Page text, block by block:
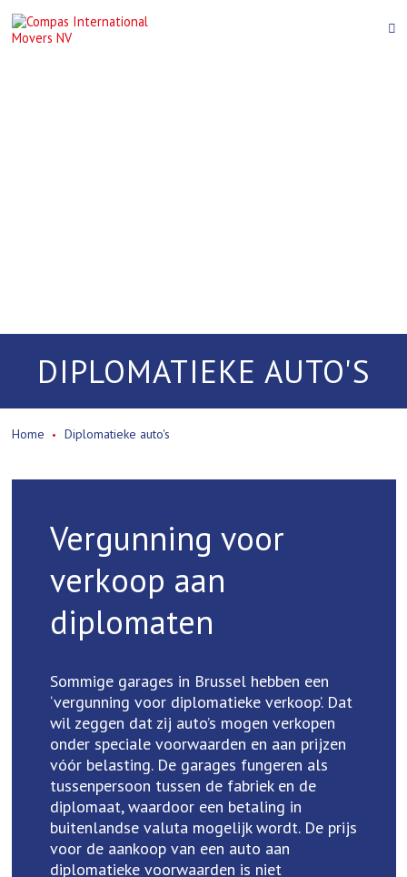
DIPLOMATIEKE AUTO'S
Home Diplomatieke auto's
Vergunning voor
verkoop aan
diplomaten
Sommige garages in Brussel hebben een
‘vergunning voor diplomatieke verkoop’. Dat
wil zeggen dat zij auto’s mogen verkopen
onder speciale voorwaarden en aan prijzen
vóór belasting. De garages fungeren als
tussenpersoon tussen de fabriek en de
diplomaat, waardoor een betaling in
buitenlandse valuta mogelijk wordt. De prijs
voor de aankoop van een auto aan
diplomatieke voorwaarden is niet